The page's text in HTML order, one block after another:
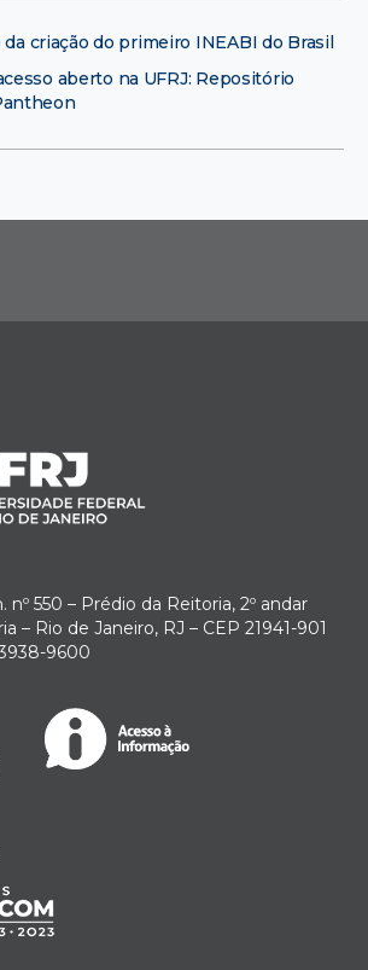
da criação do primeiro INEABI do Brasil
aberto na UFRJ: Repositório
nº 550 – Prédio da Reitoria, 2º andar
– Rio de Janeiro, RJ – CEP 21941-901
9600